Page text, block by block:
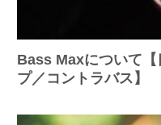
Bass Maxについて【
プ／コントラバス】